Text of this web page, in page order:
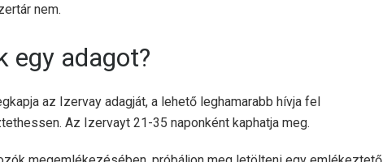
nem.
egy adagot?
az Izervay adagját, a lehető leghamarabb hívja fel
Az Izervayt 21-35 naponként kaphatja meg.